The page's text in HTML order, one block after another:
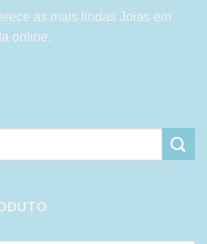
as mais lindas Joias em
online.